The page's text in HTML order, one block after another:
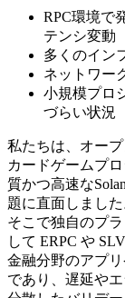
RPC環境で
テンシ変動
多くのイン
ネットワー
小規模プロ
づらい状況
私たちは、オー
カードゲームプ
質かつ高速な
題に直面しました
そこで独自のプ
して ERPC や
金融分野のアプ
であり、遅延や